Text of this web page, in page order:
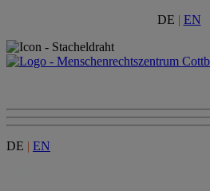
DE | EN
DE | EN